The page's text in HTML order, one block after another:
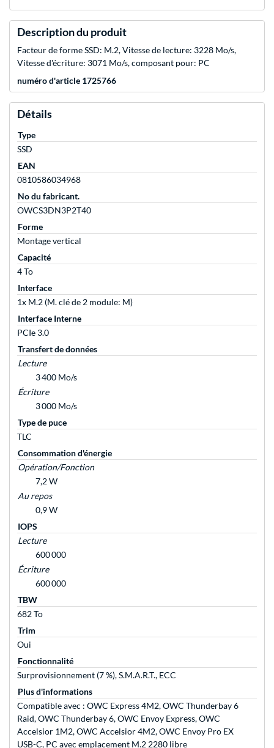
Description du produit
Facteur de forme SSD: M.2, Vitesse de lecture: 3228 Mo/s,
Vitesse d'écriture: 3071 Mo/s, composant pour: PC
numéro d'article 1725766
Détails
Type
SSD
EAN
0810586034968
No du fabricant.
OWCS3DN3P2T40
Forme
Montage vertical
Capacité
4 To
Interface
1x M.2 (M. clé de 2 module: M)
Interface Interne
PCIe 3.0
Transfert de données
Lecture
3 400 Mo/s
Écriture
3 000 Mo/s
Type de puce
TLC
Consommation d'énergie
Opération/Fonction
7,2 W
Au repos
0,9 W
IOPS
Lecture
600 000
Écriture
600 000
TBW
682 To
Trim
Oui
Fonctionnalité
Surprovisionnement (7 %), S.M.A.R.T., ECC
Plus d'informations
Compatible avec : OWC Express 4M2, OWC Thunderbay 6
Raid, OWC Thunderbay 6, OWC Envoy Express, OWC
Accelsior 1M2, OWC Accelsior 4M2, OWC Envoy Pro EX
USB-C, PC avec emplacement M.2 2280 libre